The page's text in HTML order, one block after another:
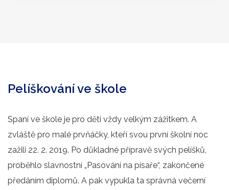
Pelíškování ve škole
Spaní ve škole je pro děti vždy velkým zážitkem. A
zvláště pro malé prvňáčky, kteří svou první školní noc
zažili 22. 2. 2019. Po důkladné přípravě svých pelíšků,
proběhlo slavnostní „Pasování na písaře“, zakončené
předáním diplomů. A pak vypukla ta správná večerní